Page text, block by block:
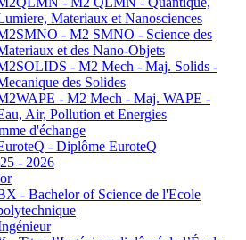
Materiaux et Nanosciences
- M2 SMNO - Science des
et des Nano-Objets
- M2 Mech - Maj. Solids -
des Solides
- M2 Mech - Maj. WAPE -
Air, Pollution et Energies
d'échange
- Diplôme EuroteQ
- 2026
- Bachelor of Science de l'Ecole